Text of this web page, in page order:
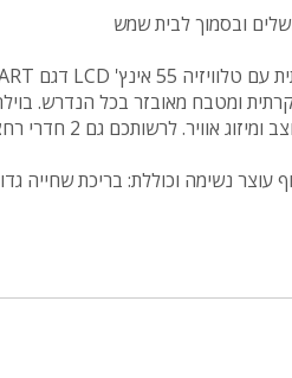
ובסמוך לבית שמש
לרשותכם גם 2 חדרי רחצה ושירותים.
עוצר נשימה וכוללת: בריכת שחייה